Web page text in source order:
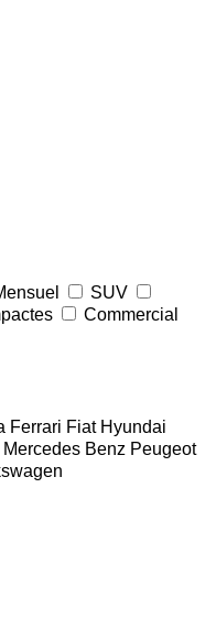
SUV
Commercial
Ferrari Fiat Hyundai
Mercedes Benz Peugeot